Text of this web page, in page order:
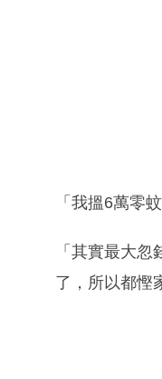
「我搵6萬零
「其實最大
了，所以都慳